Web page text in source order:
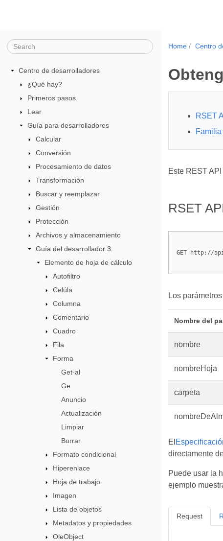
Centro de desarrolladores
¿Qué hay?
Primeros pasos
Lear
Guía para desarrolladores
Calcular
Conversión
Procesamiento de datos
Transformación
Buscar y reemplazar
Gestión
Protección
Archivos y almacenamiento
Guía del desarrollador 3.
Elemento de hoja de cálculo
Autofiltro
Celúla
Columna
Comentario
Cuadro
Fila
Forma
Get-al
Ge
Anuncio
Actualización
Limpiar
Borrar
Formato condicional
Hiperenlace
Hoja de trabajo
Imagen
Lista de objetos
Metadatos y propiedades
OleObject
Home Centro
RSET
Este REST
RSET
GET http://
Los
Nombre del
nombre
nombreHoja
carpeta
El
directamente
Puede usar la
ejemplo
Request